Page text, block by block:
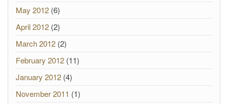
May 2012 (6)
April 2012 (2)
March 2012 (2)
February 2012 (11)
January 2012 (4)
November 2011 (1)